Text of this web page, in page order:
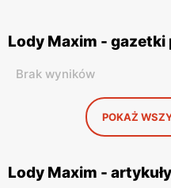
Lody Maxim -
Brak wyników
POKAŻ
Lody Maxim - artykuły